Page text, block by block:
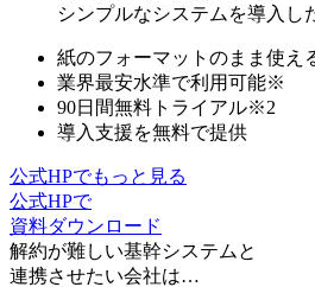
シンプルなシステムを導入し
紙のフォーマットのまま使え
業界最安⽔準で利⽤可能※
90日間無料トライアル※2
導入支援を無料で提供
公式HPでもっと見る
公式HPで
資料ダウンロード
解約が難しい基幹システムと
連携させたい会社は…